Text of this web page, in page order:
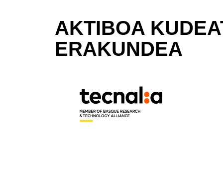
AKTIBOA
ERAKUNDEA